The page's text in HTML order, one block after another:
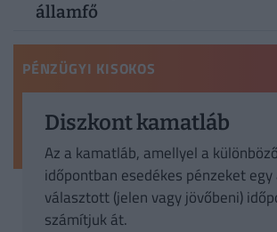
államfő
PÉNZÜGYI KISOKOS
Diszkont kamatláb
Az a kamatláb, amellyel a különböző
időpontban esedékes pénzeket
választott (jelen vagy jövőbeni)
számítjuk át.